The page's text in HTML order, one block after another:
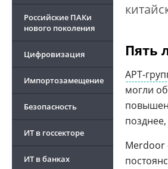
Российские ПАКи
нового поколения
Цифровизация
Импортозамещение
Безопасность
ИТ в госсекторе
ИТ в банках
Пять
APT-
могли
позднее,
Merdoor